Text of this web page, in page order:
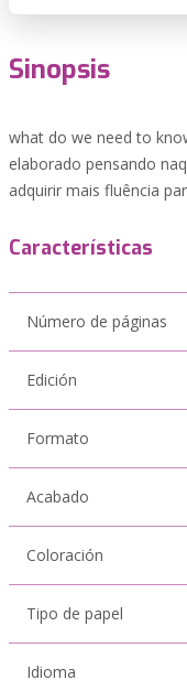
Sinopsis
what do we need to
elaborado pensando
adquirir mais fluência
Características
Número de páginas
Edición
Formato
Acabado
Coloración
Tipo de papel
Idioma